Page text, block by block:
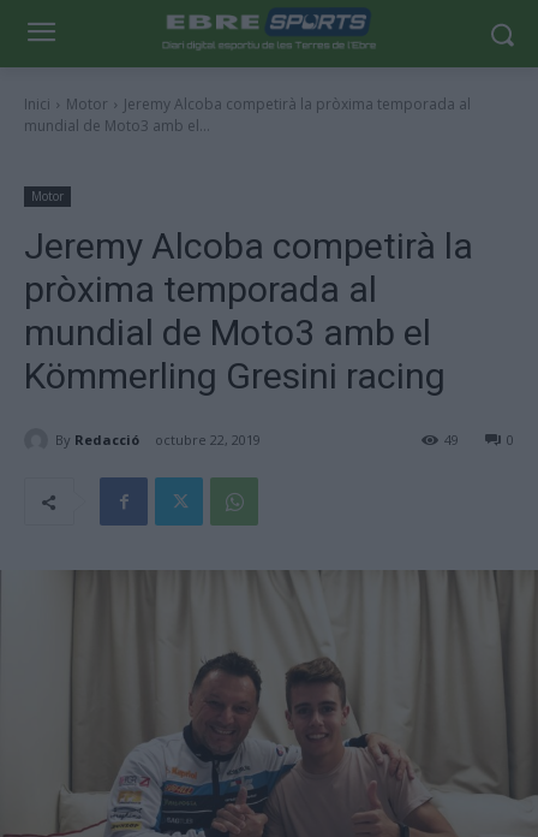
Inici Motor
Jeremy Alcoba competirà la pròxima temporada al
mundial de Moto3 amb el...
Motor
Jeremy Alcoba competirà la
pròxima temporada al
mundial de Moto3 amb el
Kömmerling Gresini racing
By Redacció octubre 22, 2019 0
49